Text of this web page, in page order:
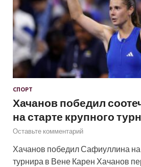
СПОРТ
Хачанов победил
на старте крупного
Оставьте комментарий
Хачанов победил Сафиуллина на
турнира в Вене Карен Хачанов